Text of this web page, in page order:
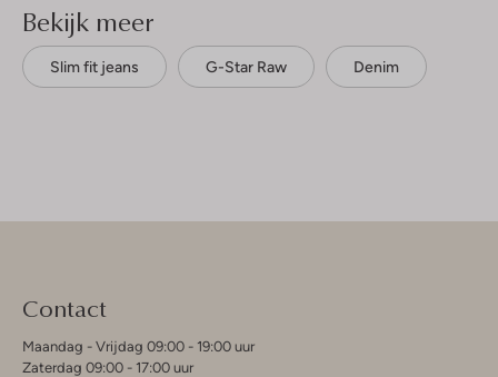
Bekijk meer
Slim fit jeans G-Star Raw Denim
Contact
Maandag - Vrijdag 09:00 - 19:00 uur
Zaterdag 09:00 - 17:00 uur